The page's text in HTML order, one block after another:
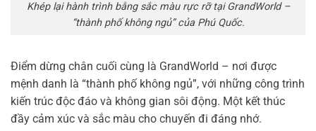
Khép lại hành trình bằng sắc màu rực rỡ tại GrandWorld –
“thành phố không ngủ” của Phú Quốc.
Điểm dừng chân cuối cùng là GrandWorld – nơi được
mệnh danh là “thành phố không ngủ”, với những công trình
kiến trúc độc đáo và không gian sôi động. Một kết thúc
đầy cảm xúc và sắc màu cho chuyến đi đáng nhớ.